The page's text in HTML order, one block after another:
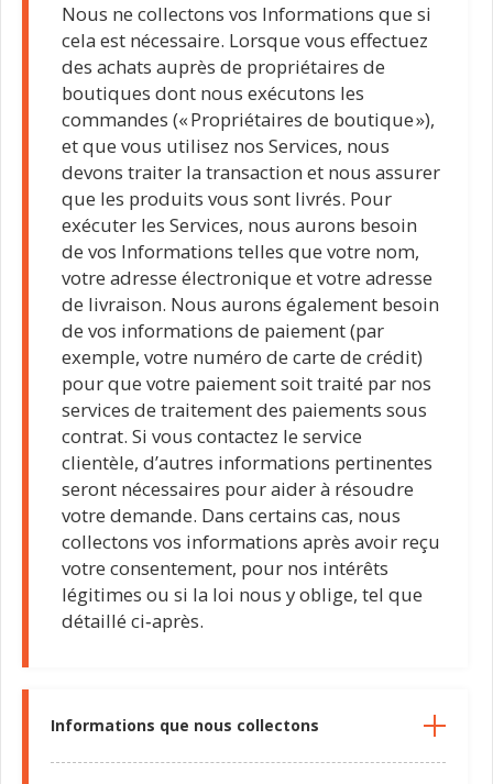
Nous ne collectons vos Informations que si
cela est nécessaire. Lorsque vous effectuez
des achats auprès de propriétaires de
boutiques dont nous exécutons les
commandes (« Propriétaires de boutique »),
et que vous utilisez nos Services, nous
devons traiter la transaction et nous assurer
que les produits vous sont livrés. Pour
exécuter les Services, nous aurons besoin
de vos Informations telles que votre nom,
votre adresse électronique et votre adresse
de livraison. Nous aurons également besoin
de vos informations de paiement (par
exemple, votre numéro de carte de crédit)
pour que votre paiement soit traité par nos
services de traitement des paiements sous
contrat. Si vous contactez le service
clientèle, d’autres informations pertinentes
seront nécessaires pour aider à résoudre
votre demande. Dans certains cas, nous
collectons vos informations après avoir reçu
votre consentement, pour nos intérêts
légitimes ou si la loi nous y oblige, tel que
détaillé ci‑après.
Informations que nous collectons